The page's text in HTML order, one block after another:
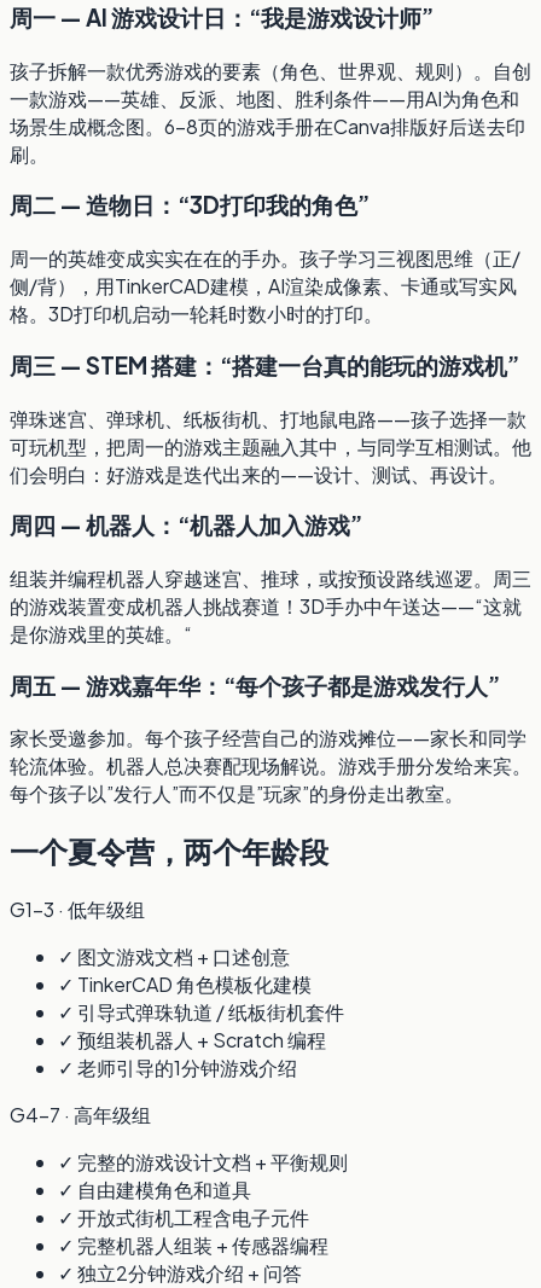
周一 — AI 游戏设计日：“我是游戏设计师”
孩子拆解一款优秀游戏的要素（角色、世界观、规则）。自创
一款游戏——英雄、反派、地图、胜利条件——用AI为角色和
场景生成概念图。6–8页的游戏手册在Canva排版好后送去印
刷。
周二 — 造物日：“3D打印我的角色”
周一的英雄变成实实在在的手办。孩子学习三视图思维（正/
侧/背），用TinkerCAD建模，AI渲染成像素、卡通或写实风
格。3D打印机启动一轮耗时数小时的打印。
周三 — STEM 搭建：“搭建一台真的能玩的游戏机”
弹珠迷宫、弹球机、纸板街机、打地鼠电路——孩子选择一款
可玩机型，把周一的游戏主题融入其中，与同学互相测试。他
们会明白：好游戏是迭代出来的——设计、测试、再设计。
周四 — 机器人：“机器人加入游戏”
组装并编程机器人穿越迷宫、推球，或按预设路线巡逻。周三
的游戏装置变成机器人挑战赛道！3D手办中午送达——“这就
是你游戏里的英雄。“
周五 — 游戏嘉年华：“每个孩子都是游戏发行人”
家长受邀参加。每个孩子经营自己的游戏摊位——家长和同学
轮流体验。机器人总决赛配现场解说。游戏手册分发给来宾。
每个孩子以”发行人”而不仅是”玩家”的身份走出教室。
一个夏令营，两个年龄段
G1–3 · 低年级组
✓ 图文游戏文档 + 口述创意
✓ TinkerCAD 角色模板化建模
✓ 引导式弹珠轨道 / 纸板街机套件
✓ 预组装机器人 + Scratch 编程
✓ 老师引导的1分钟游戏介绍
G4–7 · 高年级组
✓ 完整的游戏设计文档 + 平衡规则
✓ 自由建模角色和道具
✓ 开放式街机工程含电子元件
✓ 完整机器人组装 + 传感器编程
✓ 独立2分钟游戏介绍 + 问答